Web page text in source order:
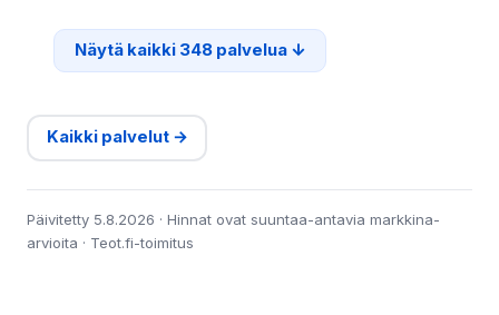
Näytä kaikki 348 palvelua
Kaikki palvelut →
Päivitetty 5.8.2026 · Hinnat ovat suuntaa-antavia markkina-
arvioita · Teot.fi-toimitus